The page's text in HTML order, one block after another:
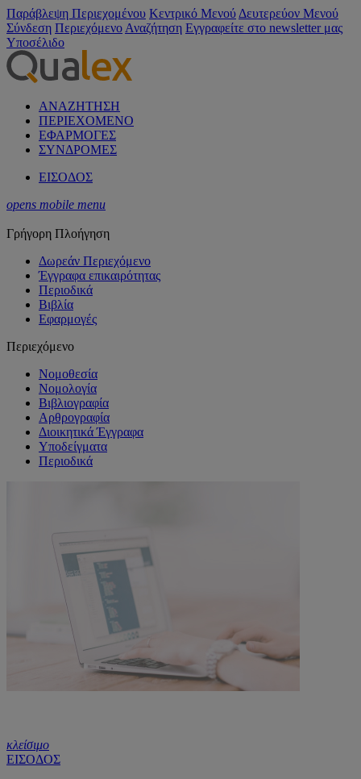
Παράβλεψη Περιεχομένου Κεντρικό Μενού Δευτερεύον Μενού
Σύνδεση Περιεχόμενο Αναζήτηση Εγγραφείτε στο newsletter μας
Υποσέλιδο
ΑΝΑΖΗΤΗΣΗ
ΠΕΡΙΕΧΟΜΕΝΟ
ΕΦΑΡΜΟΓΕΣ
ΣΥΝΔΡΟΜΕΣ
ΕΙΣΟΔΟΣ
opens mobile menu
Γρήγορη Πλοήγηση
Δωρεάν Περιεχόμενο
Έγγραφα επικαιρότητας
Περιοδικά
Βιβλία
Εφαρμογές
Περιεχόμενο
Νομοθεσία
Νομολογία
Βιβλιογραφία
Αρθρογραφία
Διοικητικά Έγγραφα
Υποδείγματα
Περιοδικά
κλείσιμο
ΕΙΣΟΔΟΣ